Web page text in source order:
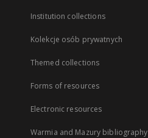
Institution collections
Kolekcje osób prywatnych
Themed collections
Forms of resources
Electronic resources
Warmia and Mazury bibliography